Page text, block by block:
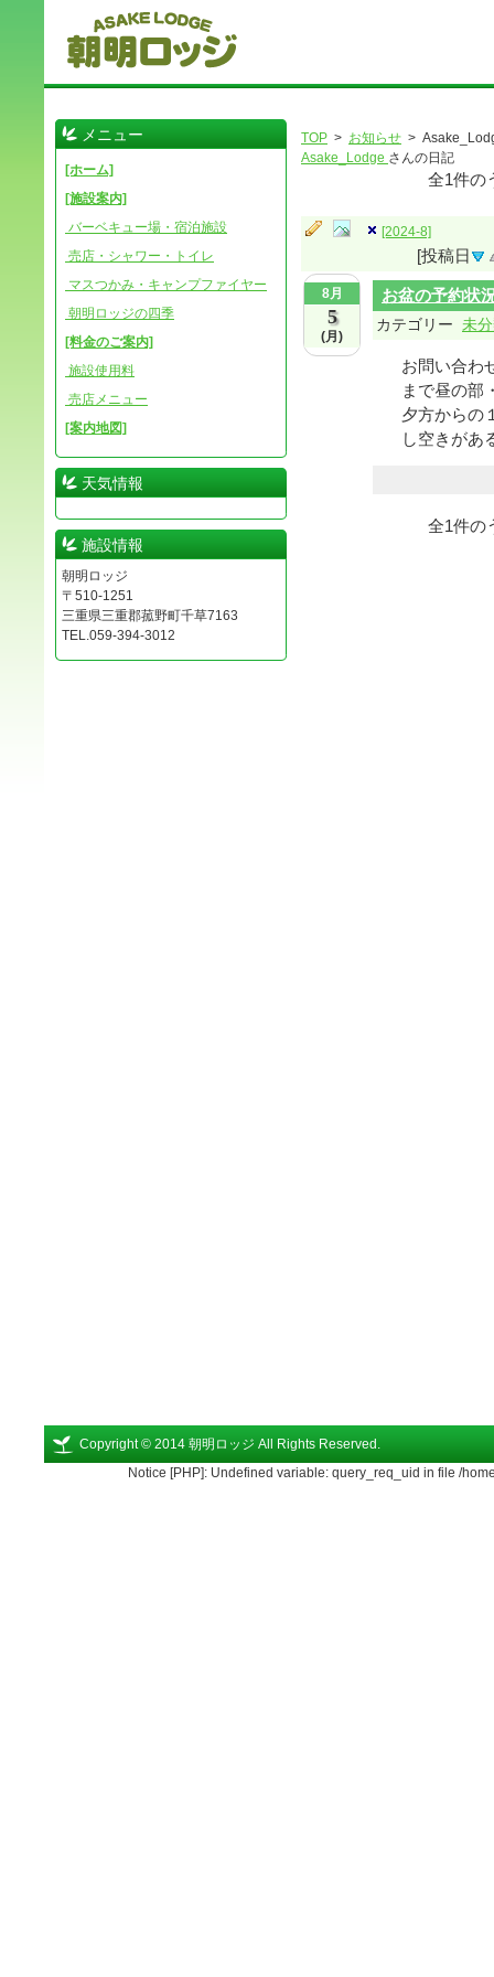
TOP > お知らせ >
Asake_Lodge さんの日記
全1件の
[2024-8]
[投稿日
8月
5
(月)
お盆の予約状
カテゴリー 未
お問い合わ
まで昼の部
夕方からの
し空きがあ
全1件の
メニュー
[ホーム]
[施設案内]
バーベキュー場・宿泊施設
売店・シャワー・トイレ
マスつかみ・キャンプファイヤー
朝明ロッジの四季
[料金のご案内]
施設使用料
売店メニュー
[案内地図]
天気情報
施設情報
朝明ロッジ
〒510-1251
三重県三重郡菰野町千草7163
TEL.059-394-3012
Copyright © 2014 朝明ロッジ All Rights Reserved.
Notice [PHP]: Undefined variable: query_req_uid in file /